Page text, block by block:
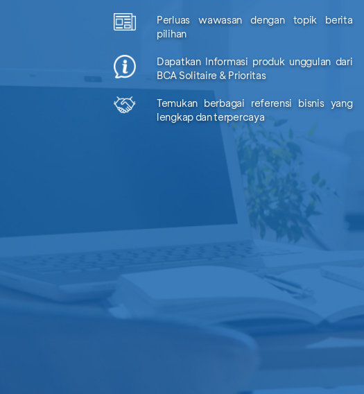
Perluas wawasan dengan topik berita
pilihan
Dapatkan Informasi produk unggulan dari
BCA Solitaire & Prioritas
Temukan berbagai referensi bisnis yang
lengkap dan terpercaya